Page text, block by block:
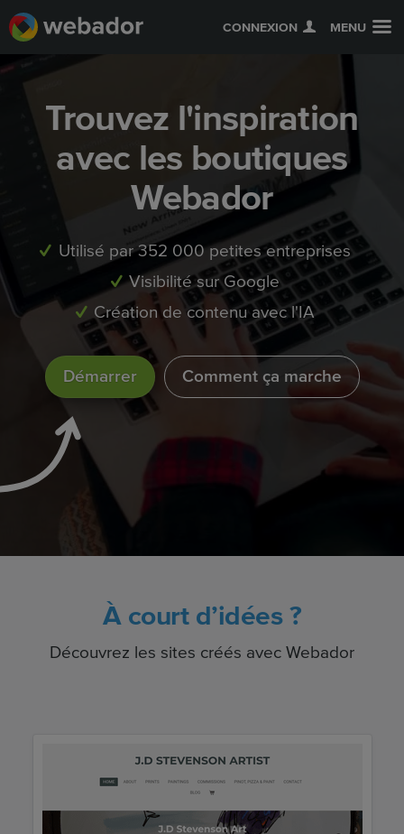
CONNEXION MENU
Trouvez l'inspiration
avec les boutiques
Webador
Utilisé par 352 000 petites entreprises
Visibilité sur Google
Création de contenu avec l'IA
Démarrer Comment ça marche
À court d’idées ?
Découvrez les sites créés avec Webador